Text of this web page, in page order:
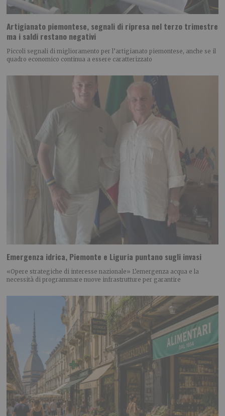
Artigianato piemontese, segnali di ripresa nel terzo trimestre
ma i saldi restano negativi
Piccoli segnali di miglioramento per l’artigianato piemontese, anche se il
quadro economico continua a essere caratterizzato
Emergenza idrica, Piemonte e Liguria puntano sugli invasi
«Opere strategiche di interesse nazionale» L’emergenza acqua e la
necessità di programmare nuove infrastrutture per garantire